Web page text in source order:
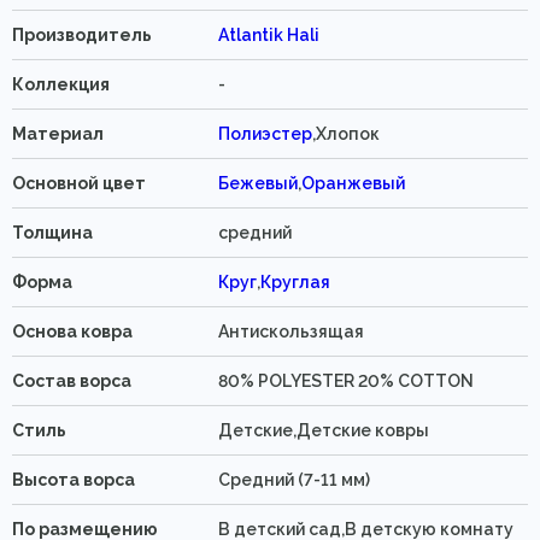
Производитель Atlantik Hali
Коллекция -
Материал Полиэстер,Хлопок
Основной цвет Бежевый,Оранжевый
Толщина средний
Форма Круг,Круглая
Основа ковра Антискользящая
Состав ворса 80% POLYESTER 20% COTTON
Стиль Детские,Детские ковры
Высота ворса Средний (7-11 мм)
По размещению В детский сад,В детскую комнату